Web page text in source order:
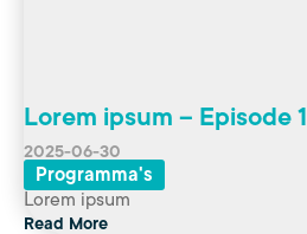
Lorem ipsum – Episode 1
2025-06-30
Programma's
Lorem ipsum
Read More